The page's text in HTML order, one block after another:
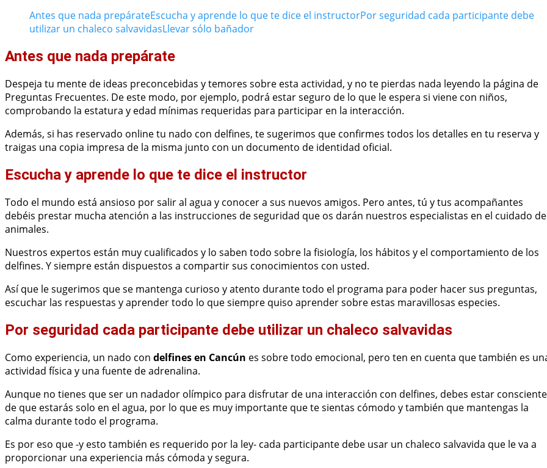
Antes que nada prepárateEscucha y aprende lo que te dice el instructorPor seguridad cada participante debe
utilizar un chaleco salvavidasLlevar sólo bañador
Antes que nada prepárate
Despeja tu mente de ideas preconcebidas y temores sobre esta actividad, y no te pierdas nada leyendo la página de
Preguntas Frecuentes. De este modo, por ejemplo, podrá estar seguro de lo que le espera si viene con niños,
comprobando la estatura y edad mínimas requeridas para participar en la interacción.
Además, si has reservado online tu nado con delfines, te sugerimos que confirmes todos los detalles en tu reserva y
traigas una copia impresa de la misma junto con un documento de identidad oficial.
Escucha y aprende lo que te dice el instructor
Todo el mundo está ansioso por salir al agua y conocer a sus nuevos amigos. Pero antes, tú y tus acompañantes
debéis prestar mucha atención a las instrucciones de seguridad que os darán nuestros especialistas en el cuidado de
animales.
Nuestros expertos están muy cualificados y lo saben todo sobre la fisiología, los hábitos y el comportamiento de los
delfines. Y siempre están dispuestos a compartir sus conocimientos con usted.
Así que le sugerimos que se mantenga curioso y atento durante todo el programa para poder hacer sus preguntas,
escuchar las respuestas y aprender todo lo que siempre quiso aprender sobre estas maravillosas especies.
Por seguridad cada participante debe utilizar un chaleco salvavidas
Como experiencia, un nado con delfines en Cancún es sobre todo emocional, pero ten en cuenta que también es
actividad física y una fuente de adrenalina.
Aunque no tienes que ser un nadador olímpico para disfrutar de una interacción con delfines, debes estar consciente
de que estarás solo en el agua, por lo que es muy importante que te sientas cómodo y también que mantengas la
calma durante todo el programa.
Es por eso que -y esto también es requerido por la ley- cada participante debe usar un chaleco salvavida que le va a
proporcionar una experiencia más cómoda y segura.